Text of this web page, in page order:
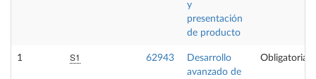
y
presentación
de producto
1 S1 62943
Desarrollo
avanzado de
Obligatoria